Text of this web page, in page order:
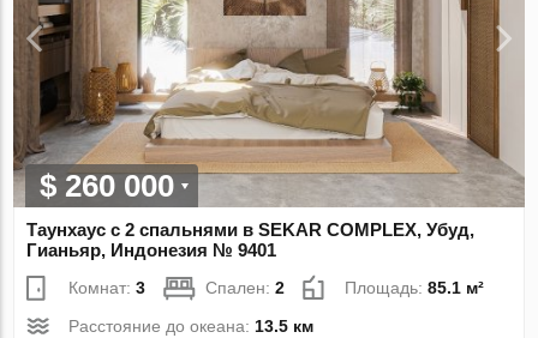
$ 260 000
Таунхаус с 2 спальнями в SEKAR COMPLEX, Убуд,
Гианьяр, Индонезия № 9401
Комнат:3 Спален:2 Площадь:85.1 м²
Расстояние до океана:13.5 км